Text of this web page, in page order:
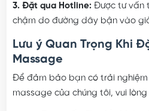
3. Đặt qua Hotline:Được tư vấn
chậm do đường dây bận vào
Lưu ý Quan Trọng Khi
Massage
Để đảm bảo bạn có trải
massage của chúng tôi, vui lòng